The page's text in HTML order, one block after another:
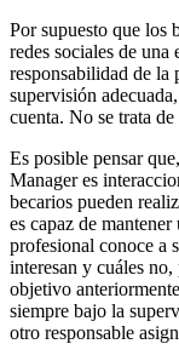
Por supuesto que los
redes sociales de
responsabilidad de la
supervisión
cuenta. No se trata
Es posible pensar
Manager es
becarios pueden
es capaz de
profesional conoce a
interesan y cuáles
objetivo
siempre bajo la
otro responsable